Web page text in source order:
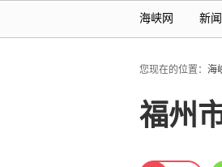
海峡网 新闻
您现在的位置： 海
福州